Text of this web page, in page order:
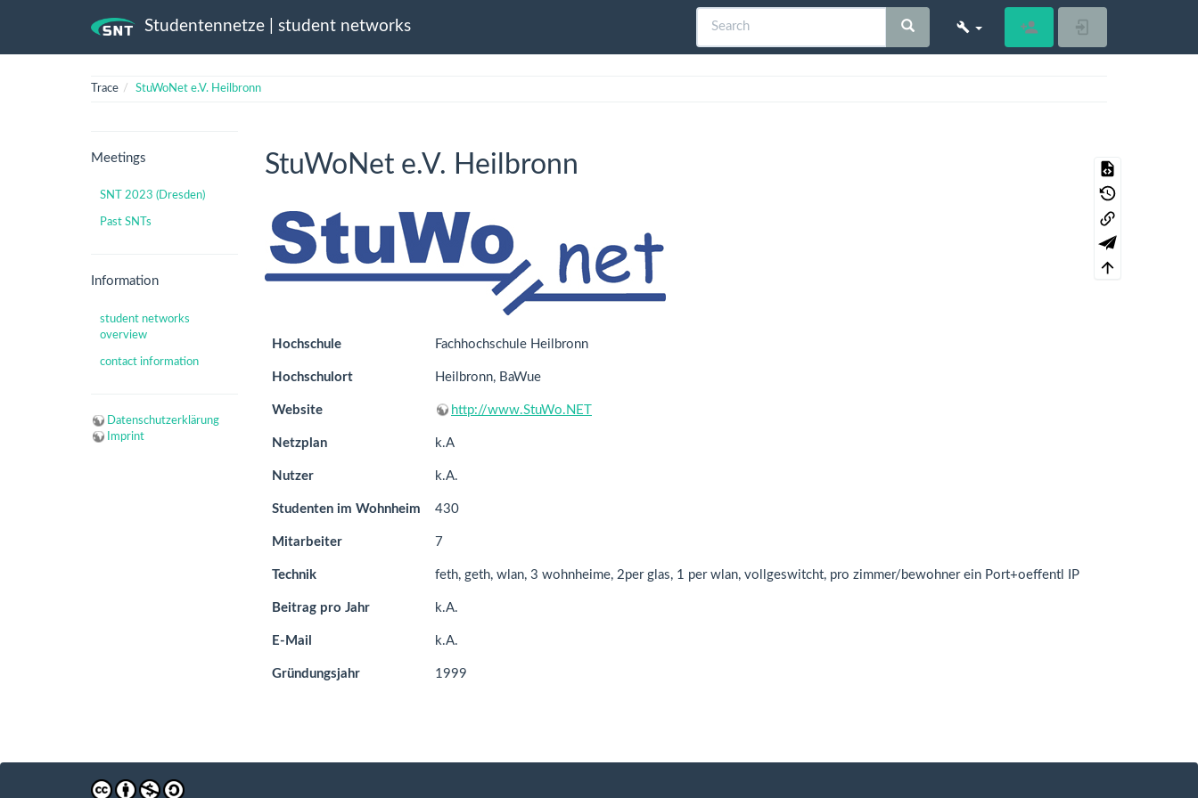
Studentennetze | student networks Register
Trace StuWoNet e.V. Heilbronn
Meetings
SNT 2023 (Dresden)
Past SNTs
Information
student networks
overview
contact information
Datenschutzerklärung
Imprint
StuWoNet e.V. Heilbronn
Hochschule Fachhochschule Heilbronn
Hochschulort Heilbronn, BaWue
Website http://www.StuWo.NET
Netzplan k.A
Nutzer k.A.
Studenten im Wohnheim 430
Mitarbeiter 7
Technik feth, geth, wlan, 3 wohnheime, 2per glas, 1 per wlan, vollgeswitcht, pro zimmer/bewohner ein Port+oeffentl IP
Beitrag pro Jahr k.A.
E-Mail k.A.
Gründungsjahr 1999